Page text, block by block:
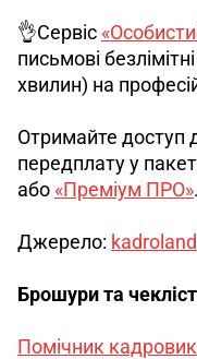
👌Сервіс
письмові
хвилин) на
Отримайте доступ
передплату у
або «Преміум ПРО».
Джерело: kadroland
Брошури та
Помічник